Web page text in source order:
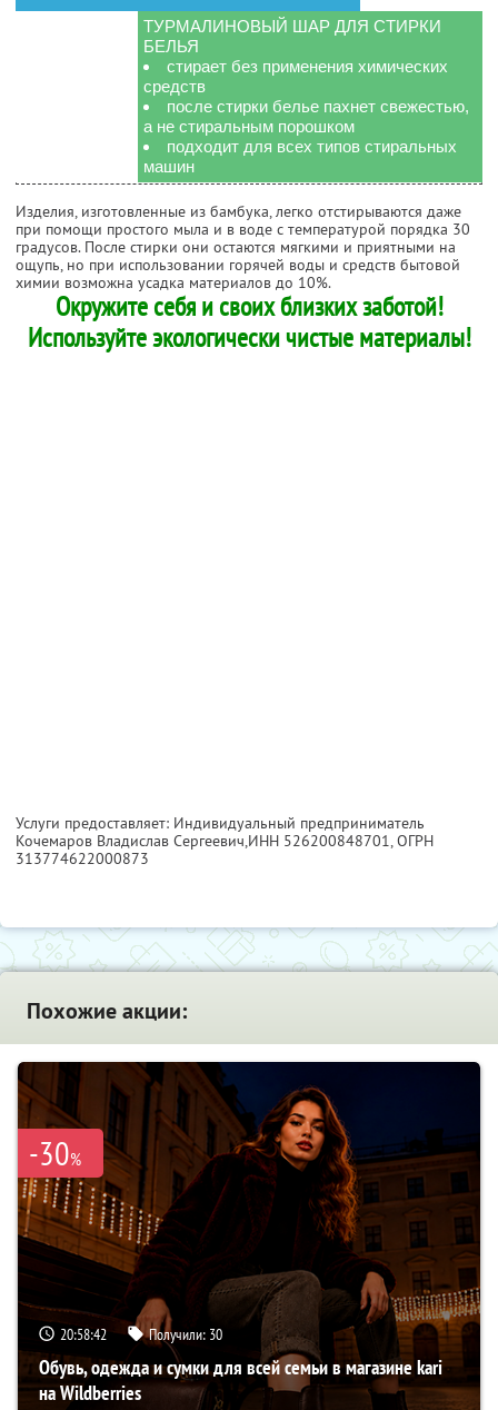
ТУРМАЛИНОВЫЙ ШАР ДЛЯ СТИРКИ
БЕЛЬЯ
стирает без применения химических
средств
после стирки белье пахнет свежестью,
а не стиральным порошком
подходит для всех типов стиральных
машин
Изделия, изготовленные из бамбука, легко отстирываются даже
при помощи простого мыла и в воде с температурой порядка 30
градусов. После стирки они остаются мягкими и приятными на
ощупь, но при использовании горячей воды и средств бытовой
химии возможна усадка материалов до 10%.
Окружите себя и своих близких заботой!
Используйте экологически чистые материалы!
Услуги предоставляет: Индивидуальный предприниматель
Кочемаров Владислав Сергеевич,ИНН 526200848701, ОГРН
313774622000873
Похожие акции:
-30%
20:58:41 Получили: 30
Обувь, одежда и сумки для всей семьи в магазине kari
на Wildberries